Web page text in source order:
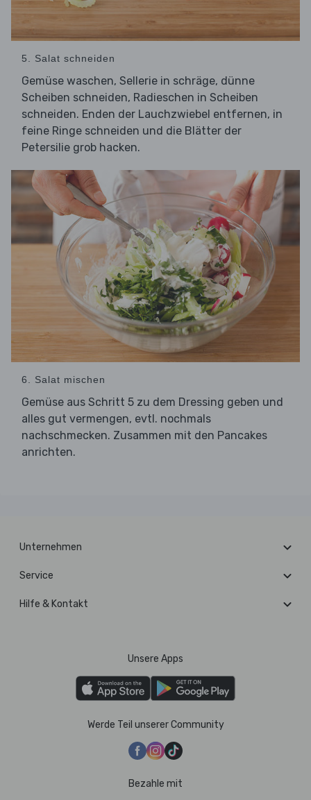
5. Salat schneiden
Gemüse waschen, Sellerie in schräge, dünne
Scheiben schneiden, Radieschen in Scheiben
schneiden. Enden der Lauchzwiebel entfernen, in
feine Ringe schneiden und die Blätter der
Petersilie grob hacken.
6. Salat mischen
Gemüse aus Schritt 5 zu dem Dressing geben und
alles gut vermengen, evtl. nochmals
nachschmecken. Zusammen mit den Pancakes
anrichten.
Unternehmen
Service
Hilfe & Kontakt
Unsere Apps
Werde Teil unserer Community
Bezahle mit